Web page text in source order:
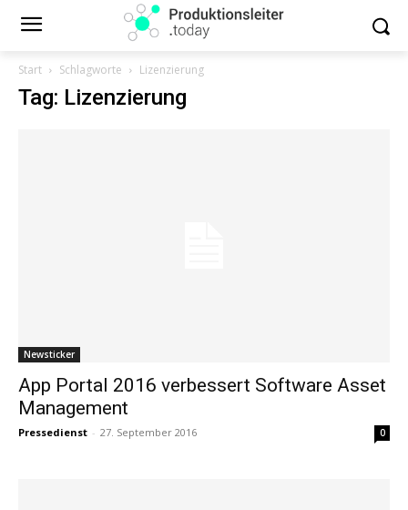
Start Schlagworte Lizenzierung
Tag: Lizenzierung
Newsticker
App Portal 2016 verbessert Software Asset
Management
Pressedienst - 27. September 2016 0